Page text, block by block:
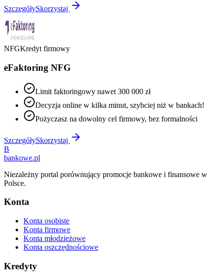
SzczegółySkorzystaj
NFGKredyt firmowy
eFaktoring NFG
Limit faktoringowy nawet 300 000 zł
Decyzja online w kilka minut, szybciej niż w bankach!
Pożyczasz na dowolny cel firmowy, bez formalności
SzczegółySkorzystaj
B
bankowe.pl
Niezależny portal porównujący promocje bankowe i finansowe w
Polsce.
Konta
Konta osobiste
Konta firmowe
Konta młodzieżowe
Konta oszczędnościowe
Kredyty